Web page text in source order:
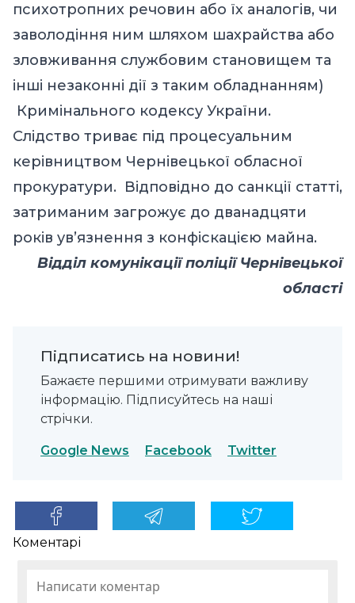
психотропних речовин або їх аналогів, чи
заволодіння ним шляхом шахрайства або
зловживання службовим становищем та
інші незаконні дії з таким обладнанням)
Кримінального кодексу України.
Слідство триває під процесуальним
керівництвом Чернівецької обласної
прокуратури. Відповідно до санкції статті,
затриманим загрожує до дванадцяти
років ув’язнення з конфіскацією майна.
Відділ комунікації поліції Чернівецької
області
Підписатись на новини!
Бажаєте першими отримувати важливу
інформацію. Підписуйтесь на наші
стрічки.
Google News Facebook Twitter
Коментарі